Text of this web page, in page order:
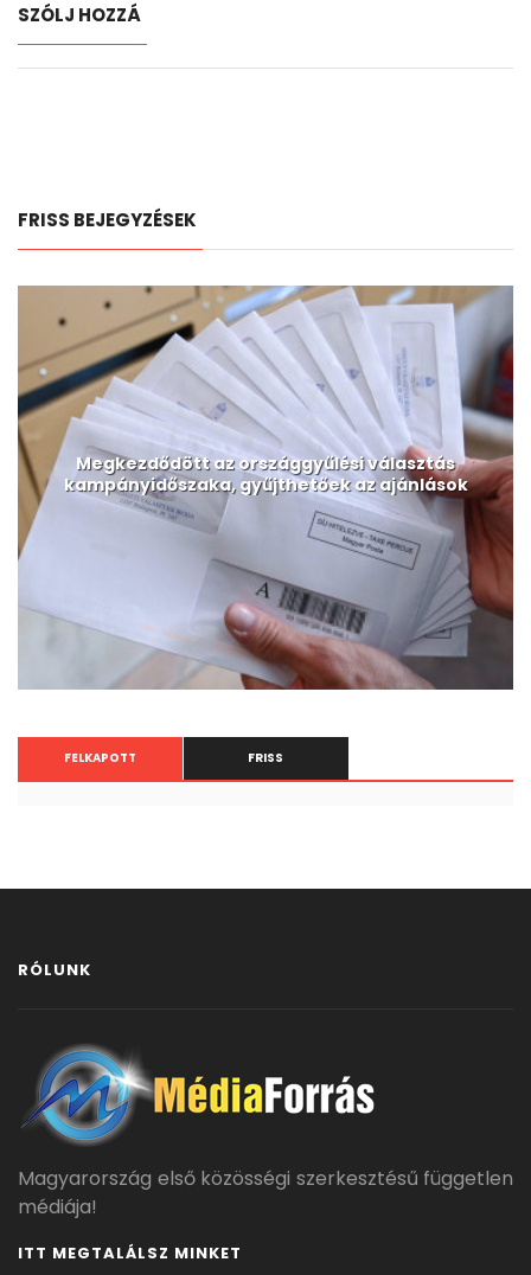
SZÓLJ HOZZÁ
FRISS BEJEGYZÉSEK
Megkezdődött az országgyűlési választás
kampányidőszaka, gyűjthetőek az ajánlások
FELKAPOTT FRISS
RÓLUNK
Magyarország első közösségi szerkesztésű független
médiája!
ITT MEGTALÁLSZ MINKET